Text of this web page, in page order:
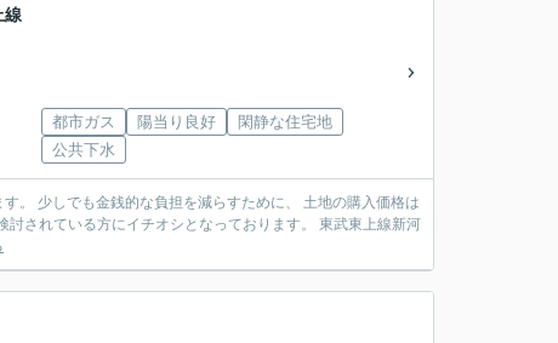
線
都市ガス 陽当り良好
閑静な住宅地
公共下水
。 少しでも金銭的な負担を減らすために、 土地の購入価格は
されている方にイチオシとなっております。 東武東上線新河